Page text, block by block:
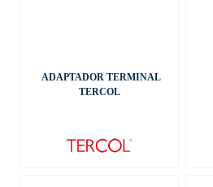
ADAPTADOR TERMINAL
TERCOL